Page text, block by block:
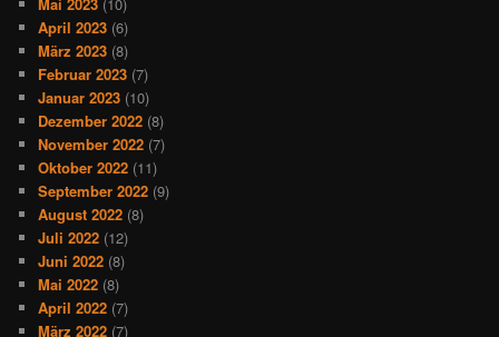
April 2023 (6)
März 2023 (8)
Februar 2023 (7)
Januar 2023 (10)
Dezember 2022 (8)
November 2022 (7)
Oktober 2022 (11)
September 2022 (9)
August 2022 (8)
Juli 2022 (12)
Juni 2022 (8)
Mai 2022 (8)
April 2022 (7)
März 2022 (7)